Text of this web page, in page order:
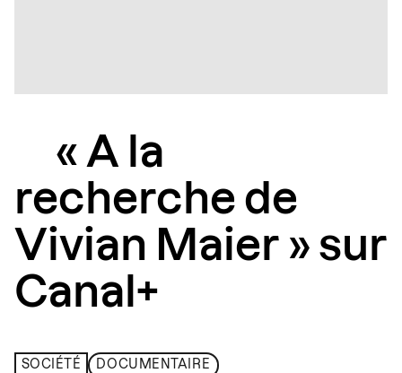
« A la
recherche de
Vivian Maier » sur
Canal+
SOCIÉTÉ DOCUMENTAIRE